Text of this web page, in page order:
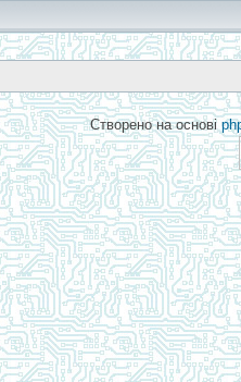
Створено на основі